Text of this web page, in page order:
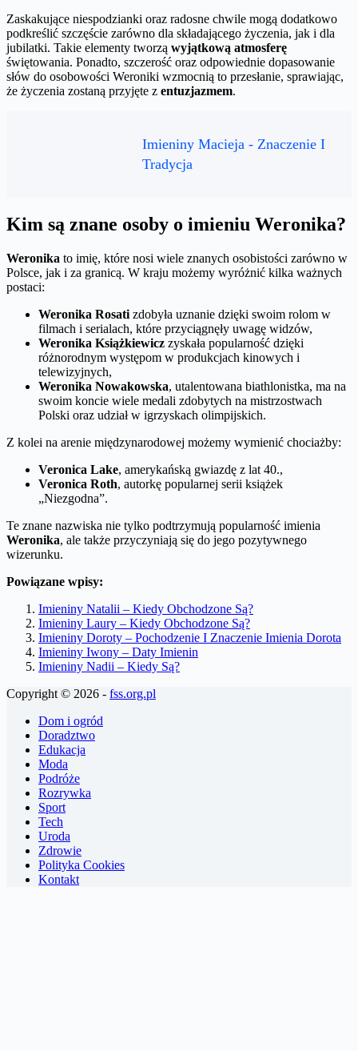
Zaskakujące niespodzianki oraz radosne chwile mogą dodatkowo
podkreślić szczęście zarówno dla składającego życzenia, jak i dla
jubilatki. Takie elementy tworzą wyjątkową atmosferę
świętowania. Ponadto, szczerość oraz odpowiednie dopasowanie
słów do osobowości Weroniki wzmocnią to przesłanie, sprawiając,
że życzenia zostaną przyjęte z entuzjazmem.
Imieniny Macieja - Znaczenie I
Tradycja
Kim są znane osoby o imieniu Weronika?
Weronika to imię, które nosi wiele znanych osobistości zarówno w
Polsce, jak i za granicą. W kraju możemy wyróżnić kilka ważnych
postaci:
Weronika Rosati zdobyła uznanie dzięki swoim rolom w
filmach i serialach, które przyciągnęły uwagę widzów,
Weronika Książkiewicz zyskała popularność dzięki
różnorodnym występom w produkcjach kinowych i
telewizyjnych,
Weronika Nowakowska, utalentowana biathlonistka, ma na
swoim koncie wiele medali zdobytych na mistrzostwach
Polski oraz udział w igrzyskach olimpijskich.
Z kolei na arenie międzynarodowej możemy wymienić chociażby:
Veronica Lake, amerykańską gwiazdę z lat 40.,
Veronica Roth, autorkę popularnej serii książek
„Niezgodna”.
Te znane nazwiska nie tylko podtrzymują popularność imienia
Weronika, ale także przyczyniają się do jego pozytywnego
wizerunku.
Powiązane wpisy:
Imieniny Natalii – Kiedy Obchodzone Są?
Imieniny Laury – Kiedy Obchodzone Są?
Imieniny Doroty – Pochodzenie I Znaczenie Imienia Dorota
Imieniny Iwony – Daty Imienin
Imieniny Nadii – Kiedy Są?
Copyright © 2026 - fss.org.pl
Dom i ogród
Doradztwo
Edukacja
Moda
Podróże
Rozrywka
Sport
Tech
Uroda
Zdrowie
Polityka Cookies
Kontakt